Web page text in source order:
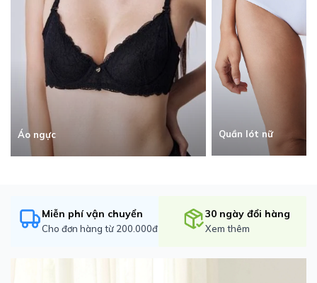
Áo ngực Quần lót nữ
Miễn phí vận chuyển
Cho đơn hàng từ 200.000đ
30 ngày đổi hàng
Xem thêm